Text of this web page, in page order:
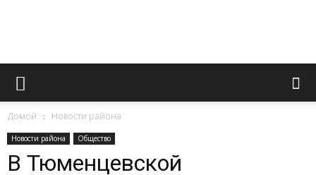
Официальный
Домой Новости района
Новости района Общество
В Тюменцевской